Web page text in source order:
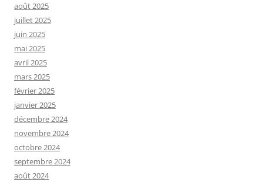
août 2025
juillet 2025
juin 2025
mai 2025
avril 2025
mars 2025
février 2025
janvier 2025
décembre 2024
novembre 2024
octobre 2024
septembre 2024
août 2024